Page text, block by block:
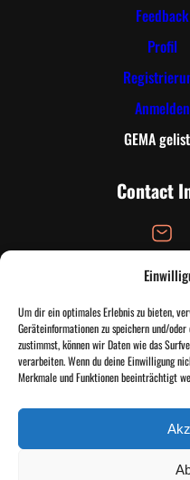
Um dir ein optimales Erlebnis zu bieten,
Geräteinformationen zu speichern und/oder
zustimmst, können wir Daten wie das
verarbeiten. Wenn du deine Einwilligung
Merkmale und Funktionen beeinträchtigt
Feedback
Profil
Anmelden
GEMA
Contact
Email
Email